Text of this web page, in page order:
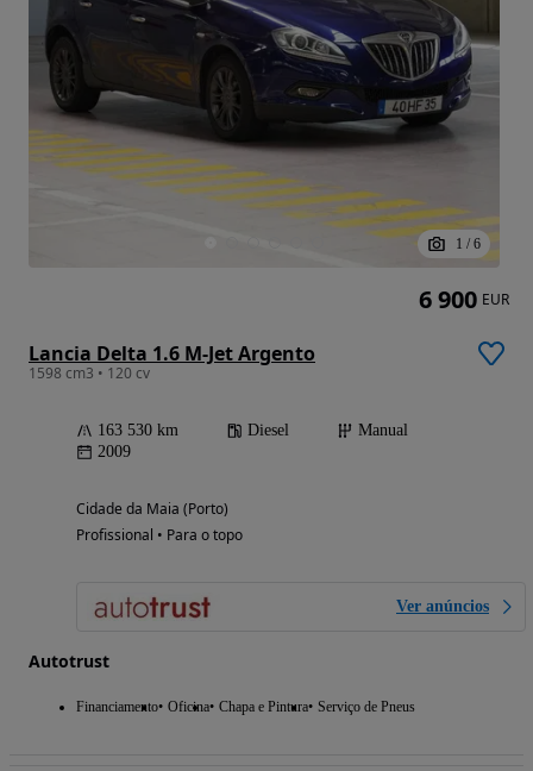
1 / 6
Lancia Delta 1.6 M-Jet Argento
1598 cm3 • 120 cv
163 530 km Diesel
Manual
2009
Cidade da Maia (Porto)
Profissional • Para o topo
Ver anúncios
Autotrust
Financiamento Oficina Chapa e Pintura Serviço de Pneus
6 900 EUR